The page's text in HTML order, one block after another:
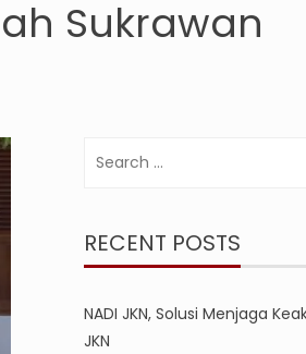
Sukrawan
RECENT POSTS
NADI JKN, Solusi Menjaga
JKN